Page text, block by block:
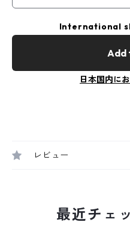
International
Add
日本国内に
レビュー
最近チェ